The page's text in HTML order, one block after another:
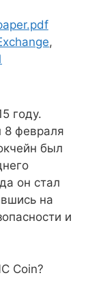
,
году.
8 февраля
был
он стал
на
и
Coin?